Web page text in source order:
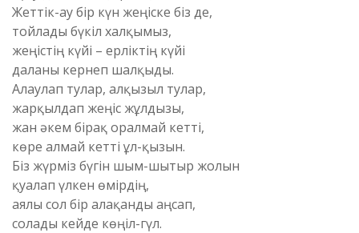
Жеттік-ау бір күн жеңіске біз де,
тойлады бүкіл халқымыз,
жеңістің күйі – ерліктің күйі
даланы кернеп шалқыды.
Алаулап тулар, алқызыл тулар,
жарқылдап жеңіс жұлдызы,
жан әкем бірақ оралмай кетті,
көре алмай кетті ұл-қызын.
Біз жүрміз бүгін шым-шытыр жолын
қуалап үлкен өмірдің,
аялы сол бір алақанды аңсап,
солады кейде көңіл-гүл.